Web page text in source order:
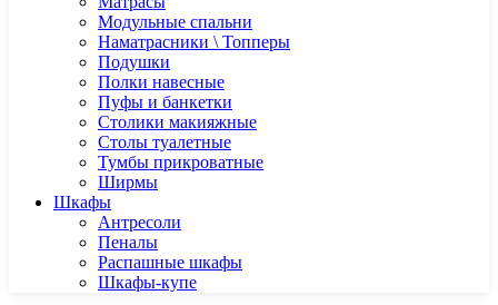
Модульные спальни
Наматрасники \ Топперы
Подушки
Полки навесные
Пуфы и банкетки
Столики макияжные
Столы туалетные
Тумбы прикроватные
Ширмы
Шкафы
Антресоли
Пеналы
Распашные шкафы
Шкафы-купе